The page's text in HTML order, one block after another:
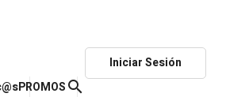
PROMOSsearch
Iniciar Sesión